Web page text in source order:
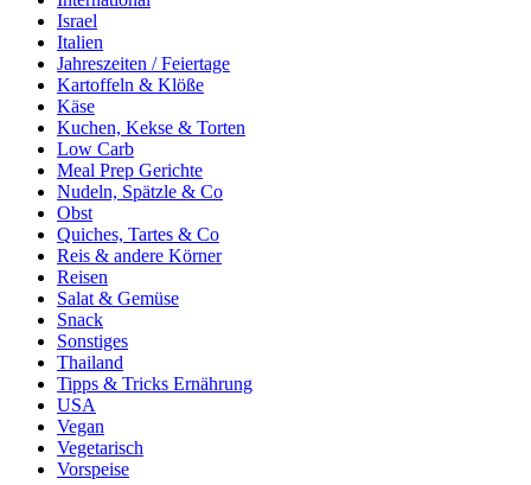
Israel
Italien
Jahreszeiten / Feiertage
Kartoffeln & Klöße
Käse
Kuchen, Kekse & Torten
Low Carb
Meal Prep Gerichte
Nudeln, Spätzle & Co
Obst
Quiches, Tartes & Co
Reis & andere Körner
Reisen
Salat & Gemüse
Snack
Sonstiges
Thailand
Tipps & Tricks Ernährung
USA
Vegan
Vegetarisch
Vorspeise